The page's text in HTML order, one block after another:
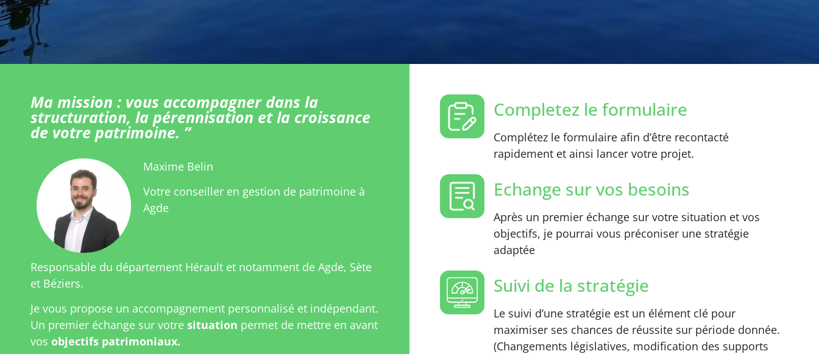
Ma mission : vous accompagner dans la
structuration, la pérennisation et la croissance
de votre patrimoine. ”
Maxime Belin
Votre conseiller en gestion de patrimoine à
Agde
Responsable du département Hérault et notamment de Agde, Sète
et Béziers.
Je vous propose un accompagnement personnalisé et indépendant.
Un premier échange sur votre situation permet de mettre en avant
vos objectifs patrimoniaux.
Completez le formulaire
Complétez le formulaire afin d’être recontacté
rapidement et ainsi lancer votre projet.
Echange sur vos besoins
Après un premier échange sur votre situation et vos
objectifs, je pourrai vous préconiser une stratégie
adaptée
Suivi de la stratégie
Le suivi d’une stratégie est un élément clé pour
maximiser ses chances de réussite sur période donnée.
(Changements législatives, modification des supports